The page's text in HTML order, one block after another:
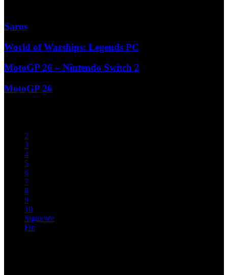
Saros
World of Warships: Legends PC
MotoGP 26 – Nintendo Switch 2
MotoGP 26
2
3
4
5
6
7
8
9
10
Siguiente
Fin